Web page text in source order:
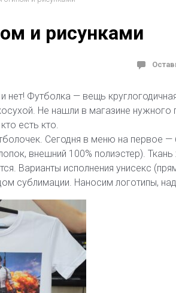
и рисунками
нет! Футболка — вещь
Не нашли в магазине нужного
есть кто.
Сегодня в меню на первое —
внешний 100% полиэстер).
Варианты исполнения унисекс
сублимации. Наносим логотипы,